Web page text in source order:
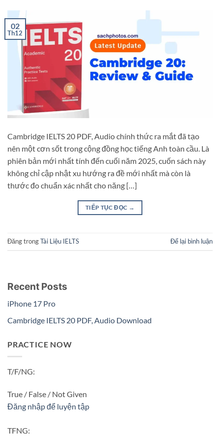
02
Th12
Cambridge IELTS 20 PDF, Audio chính thức ra mắt đã tạo
nên một cơn sốt trong cộng đồng học tiếng Anh toàn cầu. Là
phiên bản mới nhất tính đến cuối năm 2025, cuốn sách này
không chỉ cập nhật xu hướng ra đề mới nhất mà còn là
thước đo chuẩn xác nhất cho năng […]
TIẾP TỤC ĐỌC →
Đăng trongTài Liệu IELTS Để lại bình luận
Recent Posts
iPhone 17 Pro
Cambridge IELTS 20 PDF, Audio Download
PRACTICE NOW
T/F/NG:
True / False / Not Given
Đăng nhập để luyện tập
TFNG: